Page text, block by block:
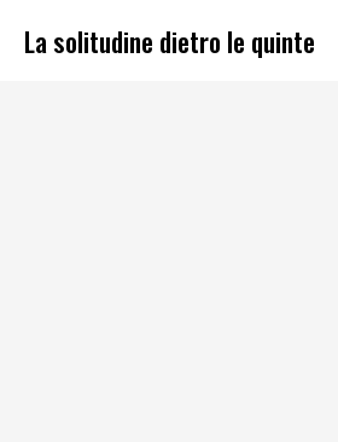
La solitudine dietro le quinte